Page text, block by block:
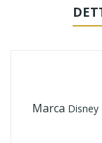
Marca Disney